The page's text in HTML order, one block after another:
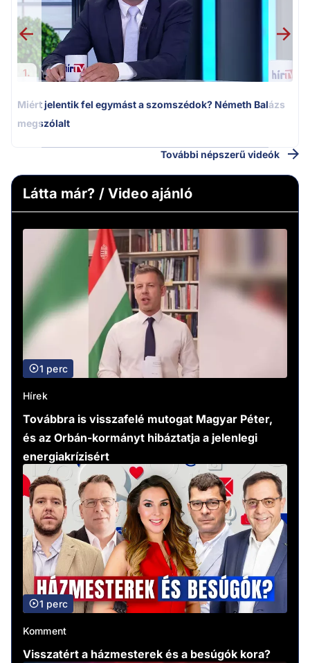
1.
Miért jelentik fel egymást a szomszédok? Németh Balázs
megszólalt
További népszerű videók
Látta már? / Video ajánló
1 perc
Hírek
Továbbra is visszafelé mutogat Magyar Péter,
és az Orbán-kormányt hibáztatja a jelenlegi
energiakrízisért
1 perc
Komment
Visszatért a házmesterek és a besúgók kora?